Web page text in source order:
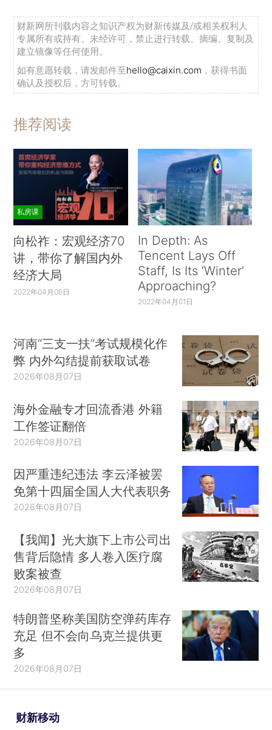
财新网所刊载内容之知识产权为财新传媒及/或相关权利人
专属所有或持有。未经许可，禁止进行转载、摘编、复制及
建立镜像等任何使用。
如有意愿转载，请发邮件至hello@caixin.com ，获得书面
确认及授权后，方可转载。
推荐阅读
私房课
向松祚：宏观经济70
讲，带你了解国内外
经济大局
2022年04月06日
In Depth: As
Tencent Lays Off
Staff, Is Its ‘Winter’
Approaching?
2022年04月01日
河南“三支一扶”考试规模化作
弊 内外勾结提前获取试卷
2026年08月07日
海外金融专才回流香港 外籍
工作签证翻倍
2026年08月07日
因严重违纪违法 李云泽被罢
免第十四届全国人大代表职务
2026年08月07日
【我闻】光大旗下上市公司出
售背后隐情 多人卷入医疗腐
败案被查
2026年08月07日
特朗普坚称美国防空弹药库存
充足 但不会向乌克兰提供更
多
2026年08月07日
财新移动